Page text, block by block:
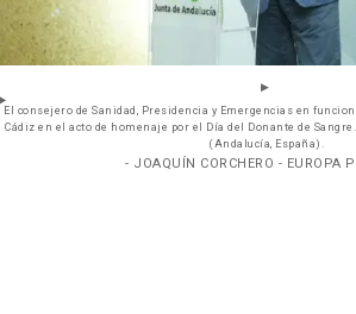
El consejero de Sanidad, Presidencia y Emergencias en
Cádiz en el acto de homenaje por el Día del Donante de
(Andalucía, España).
- JOAQUÍN CORCHERO - EUROPA